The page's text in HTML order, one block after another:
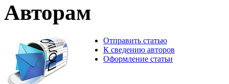
Авторам
Отправить статью
К сведению авторов
Оформление статьи